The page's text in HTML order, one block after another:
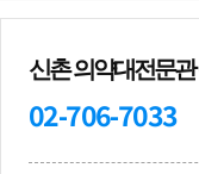
신촌 의약대전문관
02-706-7033